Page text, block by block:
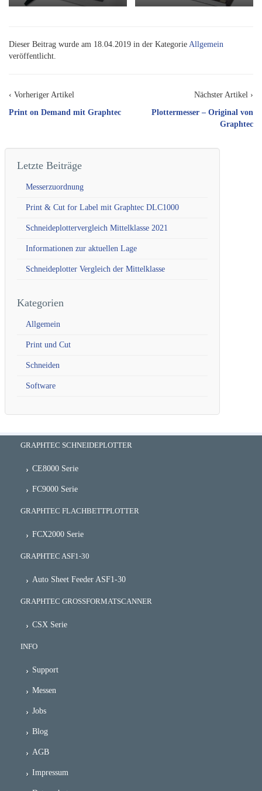
Dieser Beitrag wurde am 18.04.2019 in der Kategorie Allgemein
veröffentlicht.
‹ Vorheriger Artikel
Print on Demand mit Graphtec
Nächster Artikel ›
Plottermesser – Original von
Graphtec
Letzte Beiträge
Messerzuordnung
Print & Cut for Label mit Graphtec DLC1000
Schneideplottervergleich Mittelklasse 2021
Informationen zur aktuellen Lage
Schneideplotter Vergleich der Mittelklasse
Kategorien
Allgemein
Print und Cut
Schneiden
Software
GRAPHTEC SCHNEIDEPLOTTER
CE8000 Serie
FC9000 Serie
GRAPHTEC FLACHBETTPLOTTER
FCX2000 Serie
GRAPHTEC ASF1-30
Auto Sheet Feeder ASF1-30
GRAPHTEC GROSSFORMATSCANNER
CSX Serie
INFO
Support
Messen
Jobs
Blog
AGB
Impressum